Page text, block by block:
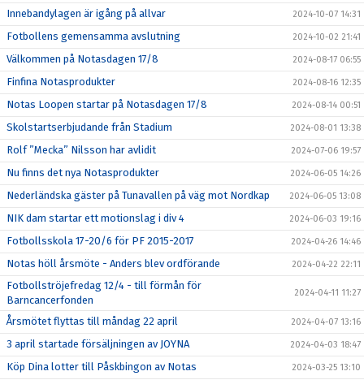
Innebandylagen är igång på allvar 2024-10-07 14:31
Fotbollens gemensamma avslutning 2024-10-02 21:41
Välkommen på Notasdagen 17/8 2024-08-17 06:55
Finfina Notasprodukter 2024-08-16 12:35
Notas Loopen startar på Notasdagen 17/8 2024-08-14 00:51
Skolstartserbjudande från Stadium 2024-08-01 13:38
Rolf ”Mecka” Nilsson har avlidit 2024-07-06 19:57
Nu finns det nya Notasprodukter 2024-06-05 14:26
Nederländska gäster på Tunavallen på väg mot Nordkap 2024-06-05 13:08
NIK dam startar ett motionslag i div 4 2024-06-03 19:16
Fotbollsskola 17-20/6 för PF 2015-2017 2024-04-26 14:46
Notas höll årsmöte - Anders blev ordförande 2024-04-22 22:11
Fotbollströjefredag 12/4 - till förmån för
Barncancerfonden
2024-04-11 11:27
Årsmötet flyttas till måndag 22 april 2024-04-07 13:16
3 april startade försäljningen av JOYNA 2024-04-03 18:47
Köp Dina lotter till Påskbingon av Notas 2024-03-25 13:10